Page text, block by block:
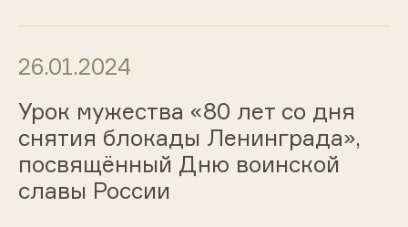
26.01.2024
Урок мужества «80 лет со дня
снятия блокады Ленинграда»,
посвящённый Дню воинской
славы России